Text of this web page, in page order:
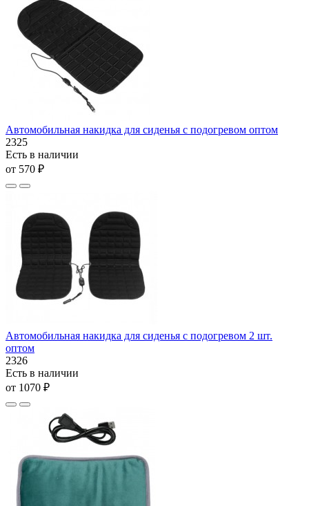
Автомобильная накидка для сиденья с подогревом оптом
2325
Есть в наличии
от 570 ₽
Автомобильная накидка для сиденья с подогревом 2 шт.
оптом
2326
Есть в наличии
от 1070 ₽